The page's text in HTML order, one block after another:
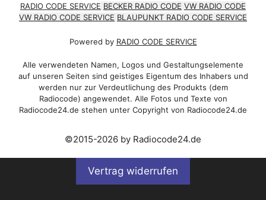
RADIO CODE SERVICE BECKER RADIO CODE VW RADIO CODE
VW RADIO CODE SERVICE BLAUPUNKT RADIO CODE SERVICE
Powered by RADIO CODE SERVICE
Alle verwendeten Namen, Logos und Gestaltungselemente
auf unseren Seiten sind geistiges Eigentum des Inhabers und
werden nur zur Verdeutlichung des Produkts (dem
Radiocode) angewendet. Alle Fotos und Texte von
Radiocode24.de stehen unter Copyright von Radiocode24.de
©2015-2026 by Radiocode24.de
Vertrag widerrufen